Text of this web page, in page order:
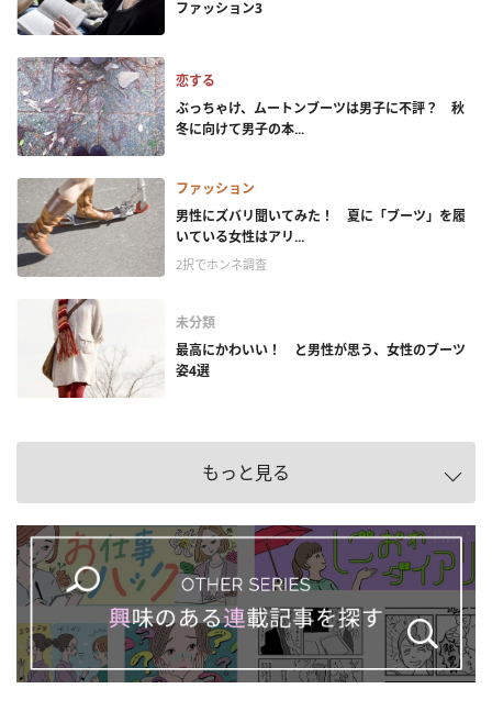
ファッション3
恋する
ぶっちゃけ、ムートンブーツは男子に不評？ 秋
冬に向けて男子の本...
ファッション
男性にズバリ聞いてみた！ 夏に「ブーツ」を履
いている女性はアリ...
2択でホンネ調査
未分類
最高にかわいい！ と男性が思う、女性のブーツ
姿4選
もっと見る